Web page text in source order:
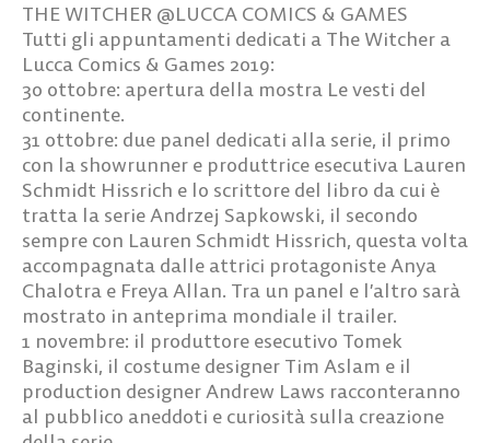
THE WITCHER @LUCCA COMICS & GAMES
Tutti gli appuntamenti dedicati a The Witcher a
Lucca Comics & Games 2019:
30 ottobre: apertura della mostra Le vesti del
continente.
31 ottobre: due panel dedicati alla serie, il primo
con la showrunner e produttrice esecutiva Lauren
Schmidt Hissrich e lo scrittore del libro da cui è
tratta la serie Andrzej Sapkowski, il secondo
sempre con Lauren Schmidt Hissrich, questa volta
accompagnata dalle attrici protagoniste Anya
Chalotra e Freya Allan. Tra un panel e l’altro sarà
mostrato in anteprima mondiale il trailer.
1 novembre: il produttore esecutivo Tomek
Baginski, il costume designer Tim Aslam e il
production designer Andrew Laws racconteranno
al pubblico aneddoti e curiosità sulla creazione